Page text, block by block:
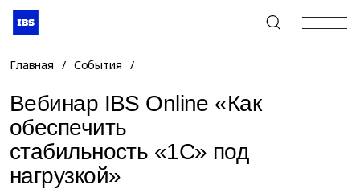
+7 (495) 967-80-80
Главная / События /
Вебинар IBS Online «Как
обеспечить
стабильность «1C» под
нагрузкой»